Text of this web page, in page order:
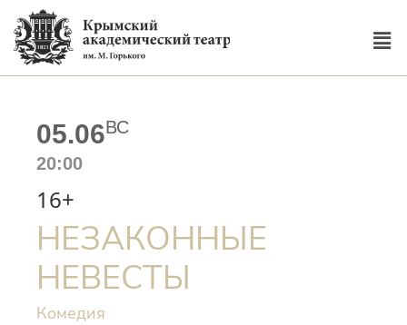
05.06ВС
20:00
16+
НЕЗАКОННЫЕ
НЕВЕСТЫ
Комедия